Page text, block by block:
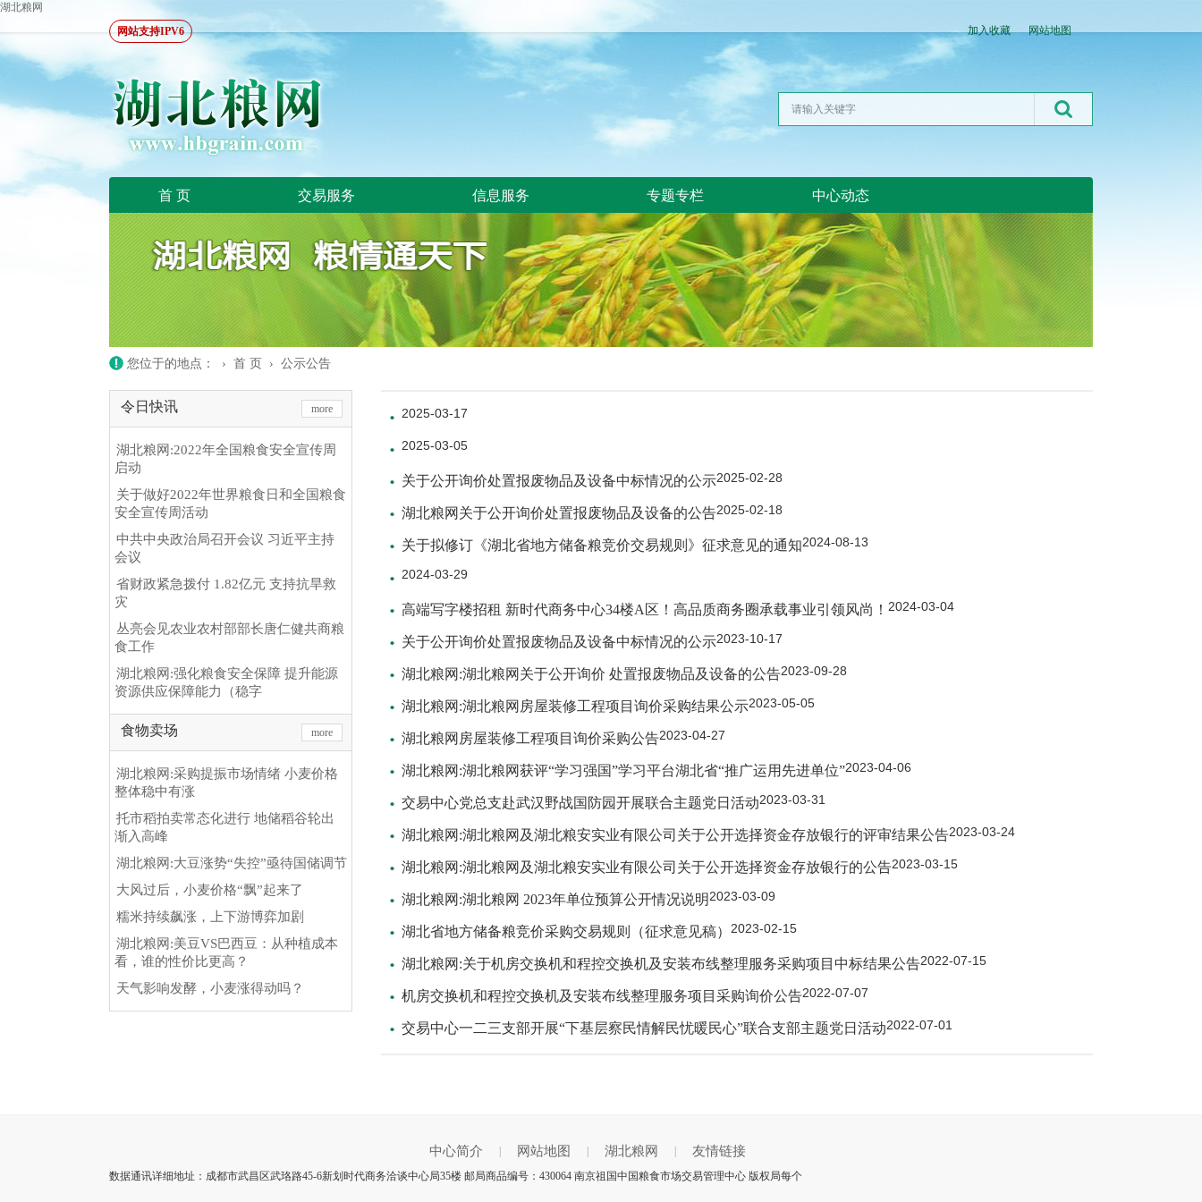
湖北粮网
网站支持IPV6
加入收藏 网站地图
首 页 交易服务 信息服务 专题专栏 中心动态
湖北粮网:湖北粮网
您位于的地点： › 首 页 › 公示公告
令日快讯 more
湖北粮网:2022年全国粮食安全宣传周
启动
关于做好2022年世界粮食日和全国粮食
安全宣传周活动
中共中央政治局召开会议 习近平主持
会议
省财政紧急拨付 1.82亿元 支持抗旱救
灾
丛亮会见农业农村部部长唐仁健共商粮
食工作
湖北粮网:强化粮食安全保障 提升能源
资源供应保障能力（稳字
食物卖场 more
湖北粮网:采购提振市场情绪 小麦价格
整体稳中有涨
托市稻拍卖常态化进行 地储稻谷轮出
渐入高峰
湖北粮网:大豆涨势“失控”亟待国储调节
大风过后，小麦价格“飘”起来了
糯米持续飙涨，上下游博弈加剧
湖北粮网:美豆VS巴西豆：从种植成本
看，谁的性价比更高？
天气影响发酵，小麦涨得动吗？
2025-03-17
2025-03-05
关于公开询价处置报废物品及设备中标情况的公示2025-02-28
湖北粮网关于公开询价处置报废物品及设备的公告2025-02-18
关于拟修订《湖北省地方储备粮竞价交易规则》征求意见的通知2024-08-13
2024-03-29
高端写字楼招租 新时代商务中心34楼A区！高品质商务圈承载事业引领风尚！ 2024-03-04
关于公开询价处置报废物品及设备中标情况的公示2023-10-17
湖北粮网:湖北粮网关于公开询价 处置报废物品及设备的公告2023-09-28
湖北粮网:湖北粮网房屋装修工程项目询价采购结果公示2023-05-05
湖北粮网房屋装修工程项目询价采购公告2023-04-27
湖北粮网:湖北粮网获评“学习强国”学习平台湖北省“推广运用先进单位”2023-04-06
交易中心党总支赴武汉野战国防园开展联合主题党日活动2023-03-31
湖北粮网:湖北粮网及湖北粮安实业有限公司关于公开选择资金存放银行的评审结果公告2023-03-24
湖北粮网:湖北粮网及湖北粮安实业有限公司关于公开选择资金存放银行的公告2023-03-15
湖北粮网:湖北粮网 2023年单位预算公开情况说明2023-03-09
湖北省地方储备粮竞价采购交易规则（征求意见稿） 2023-02-15
湖北粮网:关于机房交换机和程控交换机及安装布线整理服务采购项目中标结果公告2022-07-15
机房交换机和程控交换机及安装布线整理服务项目采购询价公告2022-07-07
交易中心一二三支部开展“下基层察民情解民忧暖民心”联合支部主题党日活动2022-07-01
中心简介 网站地图 湖北粮网 友情链接
数据通讯详细地址：成都市武昌区武珞路45-6新划时代商务洽谈中心局35楼 邮局商品编号：430064 南京祖国中国粮食市场交易管理中心 版权局每个